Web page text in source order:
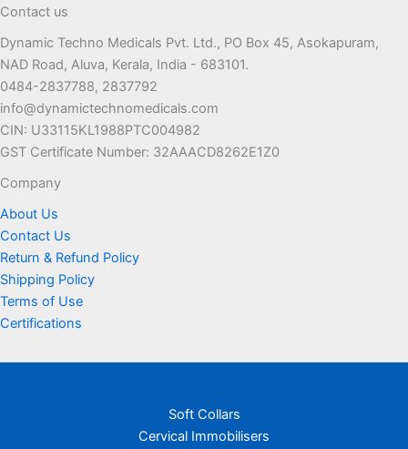
Contact us
Dynamic Techno Medicals Pvt. Ltd., PO Box 45, Asokapuram,
NAD Road, Aluva, Kerala, India - 683101.
0484-2837788, 2837792
info@dynamictechnomedicals.com
CIN: U33115KL1988PTC004982
GST Certificate Number: 32AAACD8262E1Z0
Company
About Us
Contact Us
Return & Refund Policy
Shipping Policy
Terms of Use
Certifications
Soft Collars
Cervical Immobilisers